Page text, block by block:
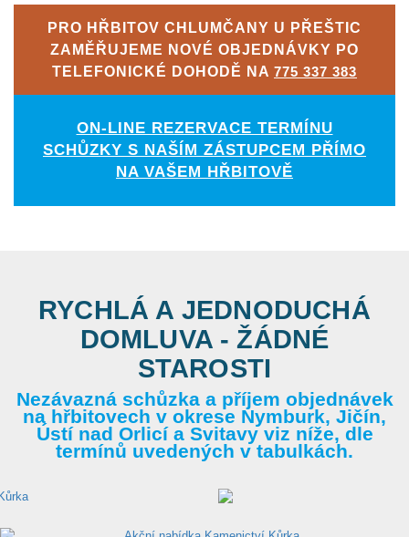
PRO HŘBITOV CHLUMČANY U PŘEŠTIC
ZAMĚŘUJEME NOVÉ OBJEDNÁVKY PO
TELEFONICKÉ DOHODĚ NA 775 337 383
ON-LINE REZERVACE TERMÍNU
SCHŮZKY S NAŠÍM ZÁSTUPCEM PŘÍMO
NA VAŠEM HŘBITOVĚ
RYCHLÁ A JEDNODUCHÁ
DOMLUVA - ŽÁDNÉ
STAROSTI
Nezávazná schůzka a příjem objednávek
na hřbitovech v okrese Nymburk, Jičín,
Ústí nad Orlicí a Svitavy viz níže, dle
termínů uvedených v tabulkách.